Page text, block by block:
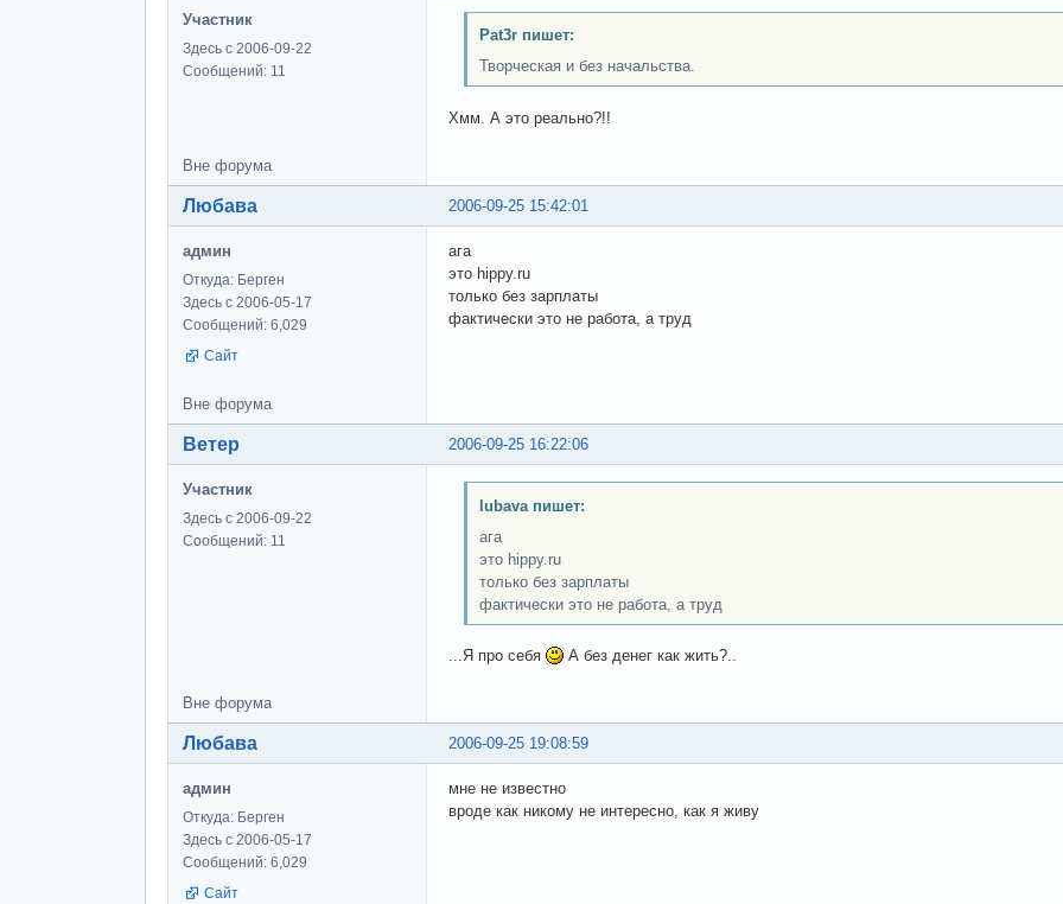
Участник
Здесь с 2006-09-22
Сообщений: 11
Pat3r пишет:
Творческая и без начальства.
Хмм. А это реально?!!
Вне форума
2006-09-25 15:42:01
Любава
админ
Откуда: Берген
Здесь с 2006-05-17
Сообщений: 6,029
Сайт
ага
это hippy.ru
только без зарплаты
фактически это не работа, а труд
Вне форума
2006-09-25 16:22:06
Ветер
Участник
Здесь с 2006-09-22
Сообщений: 11
lubava пишет:
ага
это hippy.ru
только без зарплаты
фактически это не работа, а труд
...Я про себя А без денег как жить?..
Вне форума
2006-09-25 19:08:59
Любава
админ
Откуда: Берген
Здесь с 2006-05-17
Сообщений: 6,029
Сайт
мне не известно
вроде как никому не интересно, как я живу